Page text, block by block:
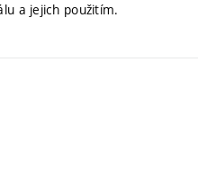
a jejich použitím.